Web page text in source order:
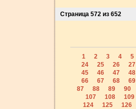
Страница 572 из 652
1 2 3 4 5
24
25 26 27
45
46 47 48
66
67 68 69
87
88 89 90
107
108 109
124
125 126